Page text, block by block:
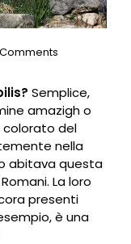
Semplice,
amazigh o
colorato del
nella
abitava questa
Romani. La loro
presenti
è una